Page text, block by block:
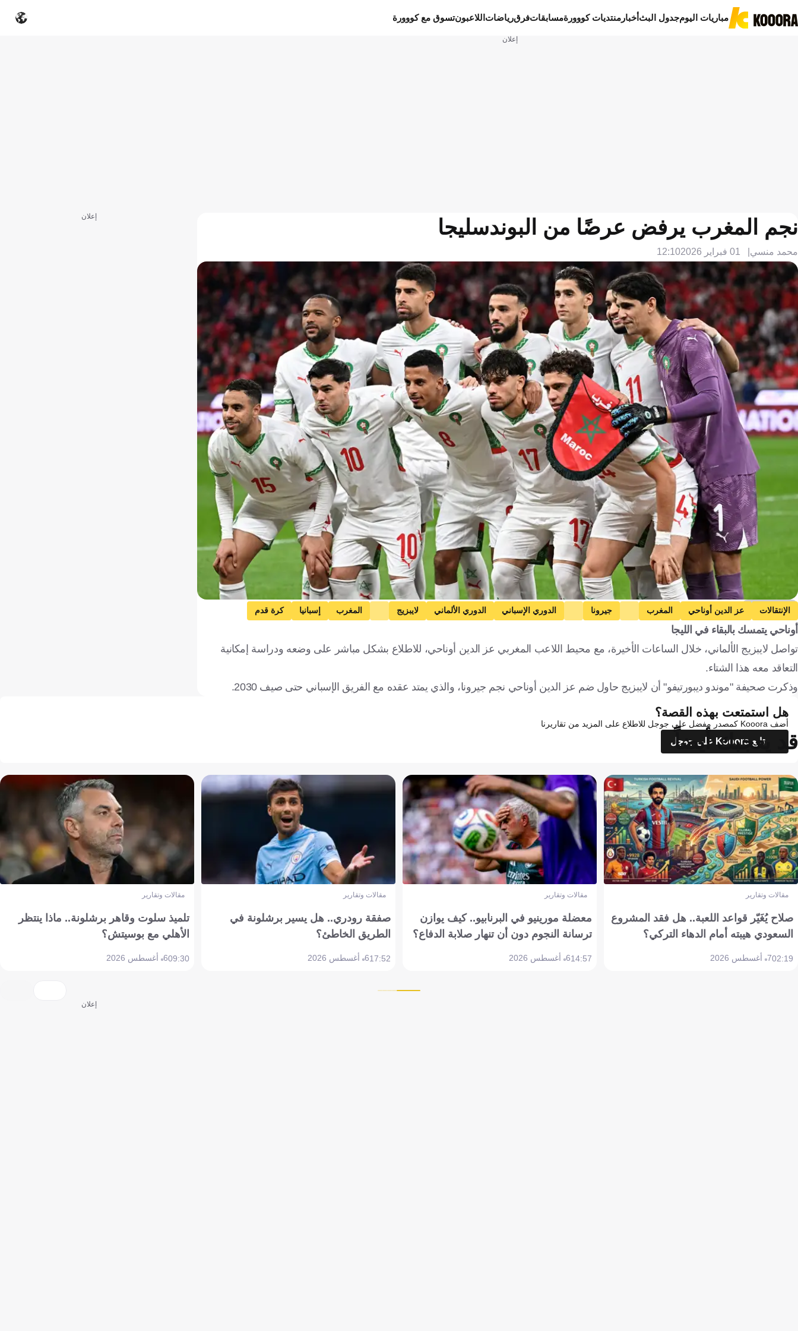
مباريات اليومجدول البثأخبار منتديات كووورةمسابقاتفرقرياضات اللاعبونتسوق مع كووورة
إعلان
نجم المغرب يرفض عرضًا من البوندسليجا
محمد منسي 01 فبراير 2026 12:10
Getty Images
الإنتقالات عز الدين أوناحي المغرب جيرونا الدوري الإسباني الدوري الألماني لايبزيج المغرب إسبانيا كرة قدم
أوناحي يتمسك بالبقاء في الليجا
تواصل لايبزيج الألماني، خلال الساعات الأخيرة، مع محيط اللاعب المغربي عز الدين أوناحي، للاطلاع بشكل مباشر على وضعه ودراسة إمكانية
التعاقد معه هذا الشتاء.
وذكرت صحيفة "موندو ديبورتيفو" أن لايبزيج حاول ضم عز الدين أوناحي نجم جيرونا، والذي يمتد عقده مع الفريق الإسباني حتى صيف 2030.
إعلان
هل استمتعت بهذه القصة؟
أضف Kooora كمصدر مفضل على جوجل للاطلاع على المزيد من تقاريرنا
تابع Kooora على جوجل
قد يعجبك أيضاً
مقالات وتقارير
صلاح يُغَيّر قواعد اللعبة.. هل فقد المشروع
السعودي هيبته أمام الدهاء التركي؟
02:197 أغسطس 2026
مقالات وتقارير
معضلة مورينيو في البرنابيو.. كيف يوازن
ترسانة النجوم دون أن تنهار صلابة الدفاع؟
14:576 أغسطس 2026
مقالات وتقارير
صفقة رودري.. هل يسير برشلونة في
الطريق الخاطئ؟
17:526 أغسطس 2026
مقالات وتقارير
تلميذ سلوت وقاهر برشلونة.. ماذا ينتظر
الأهلي مع بوسيتش؟
09:306 أغسطس 2026
إعلان